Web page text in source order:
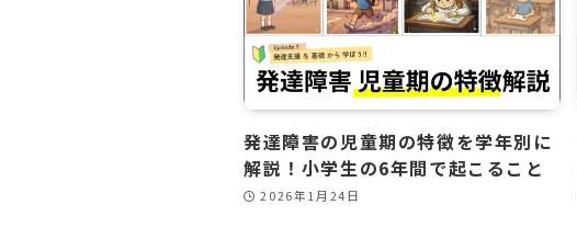
発達障害の児童期の特徴を学年別に
解説！小学生の6年間で起こること
2026年1月24日